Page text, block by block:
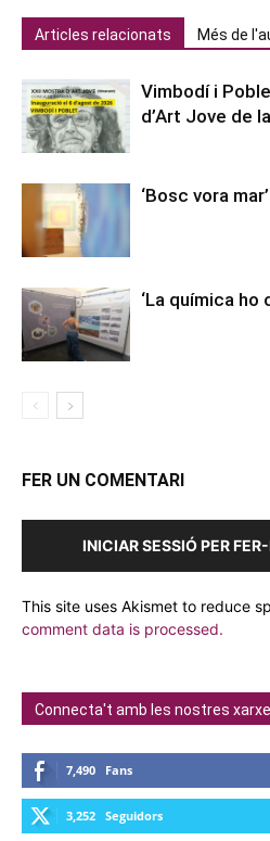
Articles relacionats Més de
Vimbodí i
d’Art Jove de
‘Bosc vora
‘La química ho
FER UN COMENTARI
INICIAR SESSIÓ PER
This site uses Akismet to reduce
comment data is processed.
Connecta't amb les nostres
7,490 Fans
3,252 Seguidors